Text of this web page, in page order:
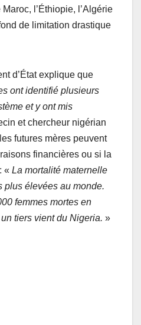
l’Éthiopie, l’Algérie
de limitation drastique
d’État explique que
ont identifié plusieurs
et y ont mis
et chercheur nigérian
futures mères peuvent
financières ou si la
« La mortalité maternelle
plus élevées au monde.
femmes mortes en
tiers vient du Nigeria. »